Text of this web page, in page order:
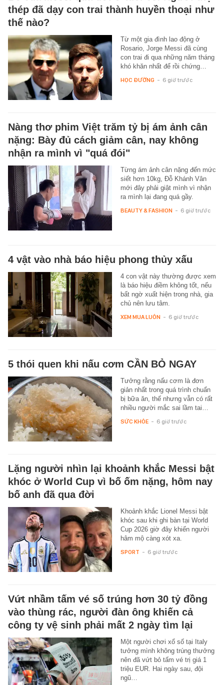
thép đã dạy con trai thành huyền thoại như
thế nào?
Từ một gia đình lao động ở
Rosario, Jorge Messi đã cùng
con trai đi qua những năm tháng
khó khăn nhất để rồi chứng…
HỌC ĐƯỜNG - 6 giờ trước
Nàng thơ phim Việt trăm tỷ bị ám ảnh cân
nặng: Bày đủ cách giảm cân, nay không
nhận ra mình vì "quá đói"
Từng ám ảnh cân nặng đến mức
siết hơn 10kg, Đỗ Khánh Vân
mới đây phải giật mình vì nhận
ra mình lại đang quá gầy.
BEAUTY & FASHION - 6 giờ trước
4 vật vào nhà báo hiệu phong thủy xấu
4 con vật này thường được xem
là báo hiệu điềm không tốt, nếu
bất ngờ xuất hiện trong nhà, gia
chủ nên lưu tâm.
XEM MUA LUÔN - 6 giờ trước
5 thói quen khi nấu cơm CẦN BỎ NGAY
Tưởng rằng nấu cơm là đơn
giản nhất trong quá trình chuẩn
bị bữa ăn, thế nhưng vẫn có rất
nhiều người mắc sai lầm tai…
SỨC KHỎE - 6 giờ trước
Lặng người nhìn lại khoảnh khắc Messi bật
khóc ở World Cup vì bố ốm nặng, hôm nay
bố anh đã qua đời
Khoảnh khắc Lionel Messi bật
khóc sau khi ghi bàn tại World
Cup 2026 giờ đây khiến người
hâm mộ càng xót xa.
SPORT - 6 giờ trước
Vứt nhầm tấm vé số trúng hơn 30 tỷ đồng
vào thùng rác, người đàn ông khiến cả
công ty vệ sinh phải mất 2 ngày tìm lại
Một người chơi xổ số tại Italy
tưởng mình không trúng thưởng
nên đã vứt bỏ tấm vé trị giá 1
triệu EUR. Hai ngày sau, đội
ngũ…